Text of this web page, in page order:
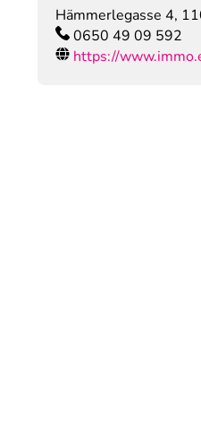
Hämmerlegasse 4,
0650 49 09 592
https://